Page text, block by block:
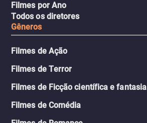
Filmes por Ano
Todos os diretores
Gêneros
Filmes de Ação
Filmes de Terror
Filmes de Ficção científica e fantasia
Filmes de Comédia